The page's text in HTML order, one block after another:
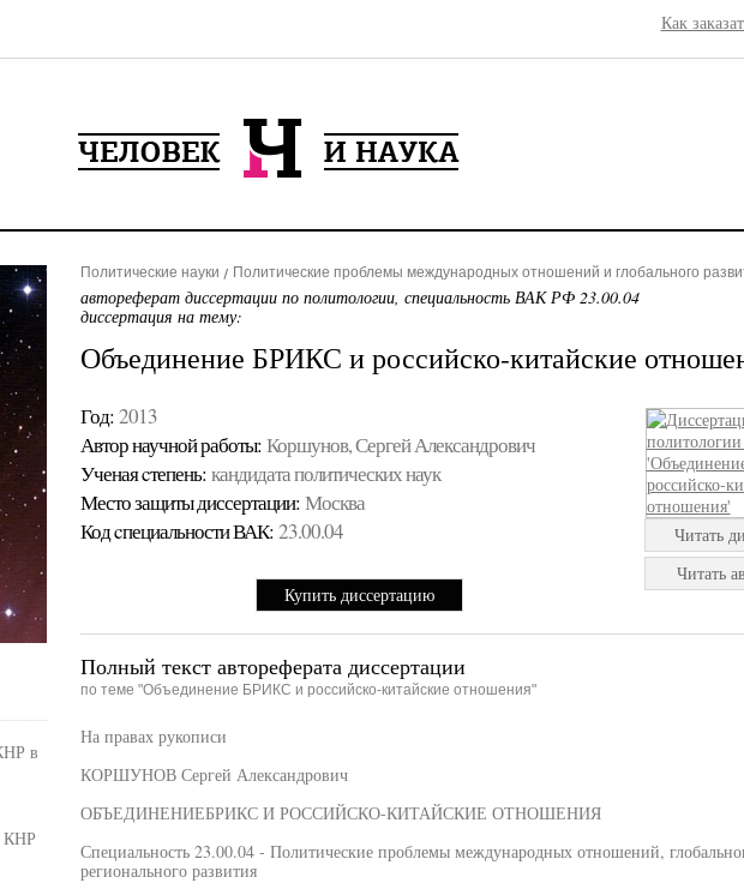
Как
Политические науки Политические проблемы международных отношений и глобального
автореферат диссертации по политологии, специальность ВАК РФ 23.00.04
диссертация на тему:
Объединение БРИКС и российско-китайские
Год: 2013
Автор научной работы: Коршунов, Сергей Александрович
Ученая cтепень: кандидата политических наук
Место защиты диссертации: Москва
Код cпециальности ВАК: 23.00.04
Купить диссертацию
Читать
Читать
Полный текст автореферата диссертации
по теме "Объединение БРИКС и российско-китайские отношения"
На правах рукописи
КОРШУНОВ Сергей Александрович
ОБЪЕДИНЕНИЕБРИКС И РОССИЙСКО-КИТАЙСКИЕ ОТНОШЕНИЯ
Специальность 23.00.04 - Политические проблемы международных отношений,
регионального развития
в
КНР